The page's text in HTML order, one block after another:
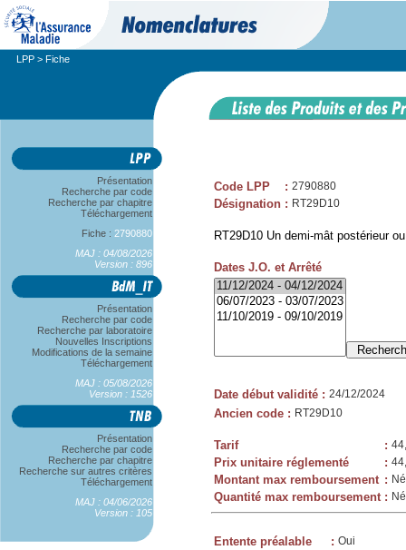
LPP > Fiche
Présentation
Recherche par code
Recherche par chapitre
Téléchargement
Fiche : 2790880
MAJ : 04/08/2026
Version : 896
Présentation
Recherche par code
Recherche par laboratoire
Nouvelles Inscriptions
Modifications de la semaine
Téléchargement
MAJ : 05/08/2026
Version : 1526
Présentation
Recherche par code
Recherche par chapitre
Recherche sur autres critères
Téléchargement
MAJ : 04/06/2026
Version : 105
Code LPP : 2790880
Désignation : RT29D10
RT29D10 Un demi-mât postérieur
Dates J.O. et Arrêté
Date début validité : 24/12/2024
Ancien code : RT29D10
Tarif :
Prix unitaire réglementé :
Montant max remboursement :
Quantité max remboursement :
Entente préalable : Oui